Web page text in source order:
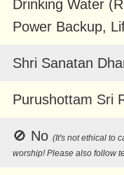
Drinking Water
Power Backup,
Shri Sanatan
Purushottam Sri
🚫 No (It's not ethical to
worship! Please also follow